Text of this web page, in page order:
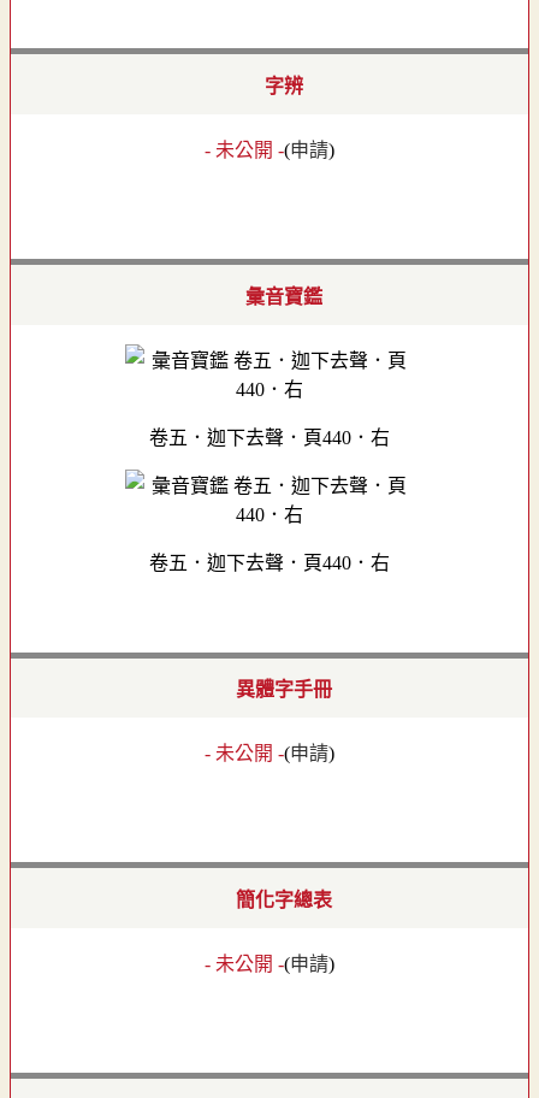
字辨
- 未公開 -(申請)
彙音寶鑑
卷五．迦下去聲．頁440．右
卷五．迦下去聲．頁440．右
異體字手冊
- 未公開 -(申請)
簡化字總表
- 未公開 -(申請)